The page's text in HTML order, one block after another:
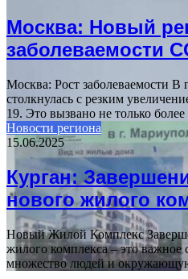
Москва: Новый
заболеваемости
Москва: Рост заболеваемости В
столкнулась с резким
19. Это вызвано не только
Новости региона
15.06.2025
Курган:
нового жилого
Новый Жилой Комплекс
жилого комплекса – это важное
множество людей и